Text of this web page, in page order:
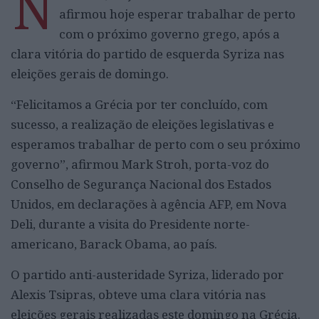
afirmou hoje esperar trabalhar de perto
com o próximo governo grego, após a
clara vitória do partido de esquerda Syriza nas
eleições gerais de domingo.
“Felicitamos a Grécia por ter concluído, com
sucesso, a realização de eleições legislativas e
esperamos trabalhar de perto com o seu próximo
governo”, afirmou Mark Stroh, porta-voz do
Conselho de Segurança Nacional dos Estados
Unidos, em declarações à agência AFP, em Nova
Deli, durante a visita do Presidente norte-
americano, Barack Obama, ao país.
O partido anti-austeridade Syriza, liderado por
Alexis Tsipras, obteve uma clara vitória nas
eleições gerais realizadas este domingo na Grécia.